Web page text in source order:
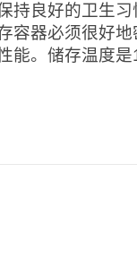
持良好的卫生
容器必须很好
能。储存温度